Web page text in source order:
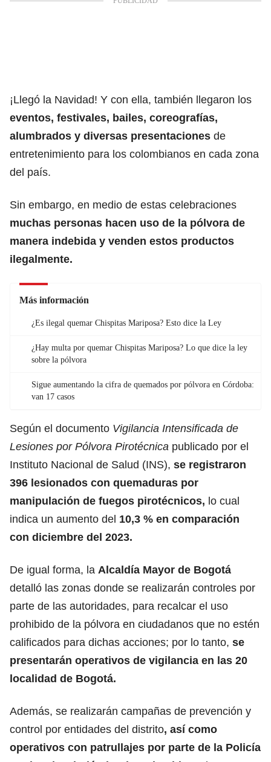
¡Llegó la Navidad! Y con ella, también llegaron los
eventos, festivales, bailes, coreografías,
alumbrados y diversas presentaciones de
entretenimiento para los colombianos en cada zona
del país.
Sin embargo, en medio de estas celebraciones
muchas personas hacen uso de la pólvora de
manera indebida y venden estos productos
ilegalmente.
Más información
¿Es ilegal quemar Chispitas Mariposa? Esto dice la Ley
¿Hay multa por quemar Chispitas Mariposa? Lo que dice la ley
sobre la pólvora
Sigue aumentando la cifra de quemados por pólvora en Córdoba:
van 17 casos
Según el documento Vigilancia Intensificada de
Lesiones por Pólvora Pirotécnica publicado por el
Instituto Nacional de Salud (INS), se registraron
396 lesionados con quemaduras por
manipulación de fuegos pirotécnicos, lo cual
indica un aumento del 10,3 % en comparación
con diciembre del 2023.
De igual forma, la Alcaldía Mayor de Bogotá
detalló las zonas donde se realizarán controles por
parte de las autoridades, para recalcar el uso
prohibido de la pólvora en ciudadanos que no estén
calificados para dichas acciones; por lo tanto, se
presentarán operativos de vigilancia en las 20
localidad de Bogotá.
Además, se realizarán campañas de prevención y
control por entidades del distrito, así como
operativos con patrullajes por parte de la Policía